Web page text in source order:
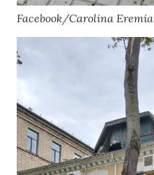
Facebook/Carolina Eremia